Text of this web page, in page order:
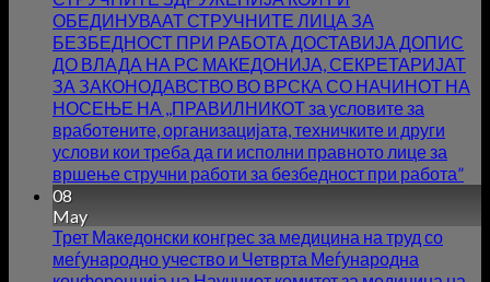
ОБЕДИНУВААТ СТРУЧНИТЕ ЛИЦА ЗА
БЕЗБЕДНОСТ ПРИ РАБОТА ДОСТАВИЈА ДОПИС
ДО ВЛАДА НА РС МАКЕДОНИЈА, СЕКРЕТАРИЈАТ
ЗА ЗАКОНОДАВСТВО ВО ВРСКА СО НАЧИНОТ НА
НОСЕЊЕ НА ,,ПРАВИЛНИКОТ за условите за
вработените, организацијата, техничките и други
услови кои треба да ги исполни правното лице за
вршење стручни работи за безбедност при работа”
08
May
Трет Македонски конгрес за медицина на труд со
меѓународно учество и Четврта Меѓународна